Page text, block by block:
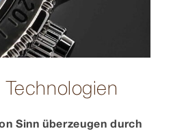
Technologien
Sinn überzeugen durch